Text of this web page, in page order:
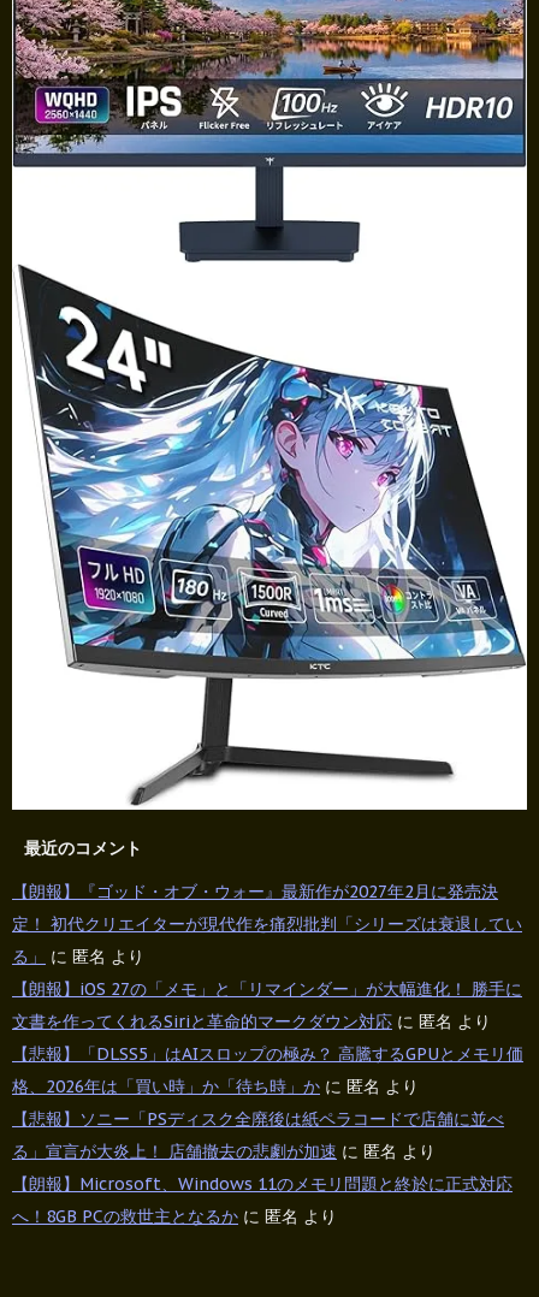
最近のコメント
【朗報】『ゴッド・オブ・ウォー』最新作が2027年2月に発売決
定！ 初代クリエイターが現代作を痛烈批判「シリーズは衰退してい
る」
に 匿名 より
【朗報】iOS 27の「メモ」と「リマインダー」が大幅進化！ 勝手に
文書を作ってくれるSiriと革命的マークダウン対応 に 匿名 より
【悲報】「DLSS5」はAIスロップの極み？ 高騰するGPUとメモリ価
格、2026年は「買い時」か「待ち時」か に 匿名 より
【悲報】ソニー「PSディスク全廃後は紙ペラコードで店舗に並べ
る」宣言が大炎上！ 店舗撤去の悲劇が加速 に 匿名 より
【朗報】Microsoft、Windows 11のメモリ問題と終於に正式対応
へ！8GB PCの救世主となるか に 匿名 より